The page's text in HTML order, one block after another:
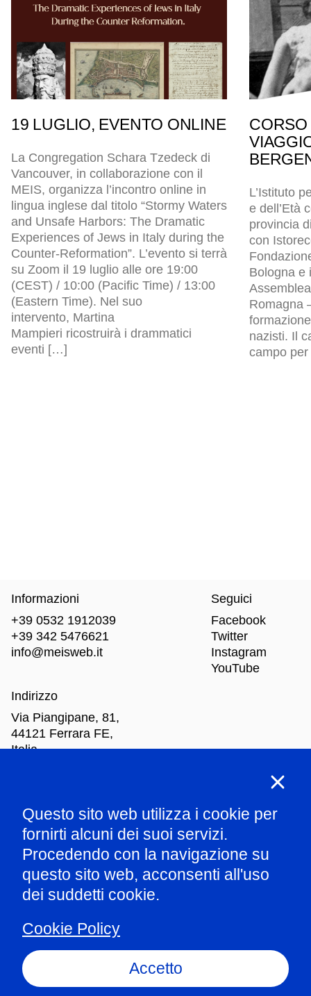
19 LUGLIO, EVENTO ONLINE
La Congregation Schara Tzedeck di
Vancouver, in collaborazione con il
MEIS, organizza l’incontro online in
lingua inglese dal titolo “Stormy Waters
and Unsafe Harbors: The Dramatic
Experiences of Jews in Italy during the
Counter-Reformation”. L’evento si terrà
su Zoom il 19 luglio alle ore 19:00
(CEST) / 10:00 (Pacific Time) / 13:00
(Eastern Time). Nel suo
intervento, Martina
Mampieri ricostruirà i drammatici
eventi […]
L’Istituto
e dell’Età
provincia
con
Bologna e
Romagna
nazisti. Il
campo
Questo sito web utilizza i cookie per
fornirti alcuni dei suoi servizi.
Procedendo con la navigazione su
questo sito web, acconsenti all'uso
dei suddetti cookie.
Cookie Policy
Accetto
Informazioni
+39 0532 1912039
+39 342 5476621
info@meisweb.it
Indirizzo
Via Piangipane, 81,
44121 Ferrara FE,
Italia
Seguici
Facebook
Twitter
Instagram
YouTube
Mar-Dom: dalle 10.00 alle 18.00
Parla con il nostro staff
Amministrazione trasparente
Informazioni ex art.1 comma 125 L124/2017